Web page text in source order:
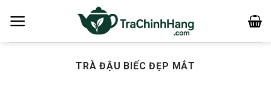
qua
TRÀ ĐẬU BIẾC ĐẸP MẮT